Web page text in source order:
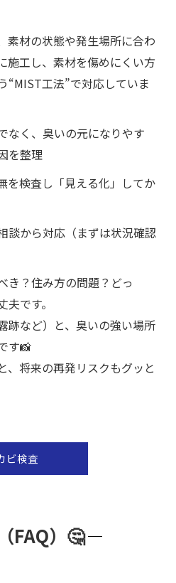
素材の状態や発生場所に合わ
施工し、素材を傷めにくい方
“MIST工法”で対応していま
なく、臭いの元になりやす
を整理
を検査し「見える化」してか
談から対応（まずは状況確認
き？住み方の問題？どっ
です。
跡など）と、臭いの強い場所
す📸
、将来の再発リスクもグッと
ビ検査
FAQ）🤔